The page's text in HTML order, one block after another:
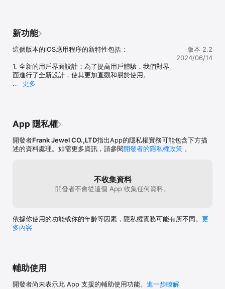
１０.本鑽石價格表ＡＰＰ是專為鑽石(珠寶)業者，鑽石(婚戒)賣家及
鑽石珠寶藏家設計之手機ＡＰＰ程式
新功能
這個版本的iOS應用程序的新特性包括：
1. 全新的用戶界面設計：為了提高用戶體驗，我們對界
面進行了全新設計，使其更加直觀和易於使用。
3. 更多的貨幣和語言支持:我們增加了對更多貨幣和語
何處。
5. 更精準的貨幣匯率更新：我們每日更新貨幣匯率，確
保您獲得最準確的鑽石價格信息。
鑽石，並查看更多詳細信息。
8. 更快的數據更新速度：我們優化了數據更新過程，使
其更加快速高效，讓您能夠及時獲取最新的鑽石價格信
息。
更多
版本 2.2
2024/06/14
App 隱私權
開發者Frank Jewel CO.,LTD指出App的隱私權實務可能包含下方描
述的資料處理。如需更多資訊，請參閱開發者的隱私權政策 。
不收集資料
開發者不會從這個 App 收集任何資料。
依據你使用的功能或你的年齡等因素，隱私權實務可能有所不同。 更
多內容
輔助使用
開發者尚未表示此 App 支援的輔助使用功能。 進一步瞭解